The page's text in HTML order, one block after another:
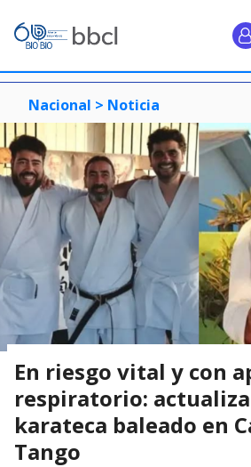
Nacional > Noticia
En riesgo vital y con
respiratorio:
karateca baleado en
Tango